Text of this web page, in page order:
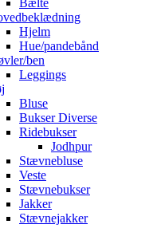
Bælte
Hjelm
Hue/pandebånd
ben
Leggings
Bluse
Bukser Diverse
Ridebukser
Jodhpur
Stævnebluse
Veste
Stævnebukser
Jakker
Stævnejakker